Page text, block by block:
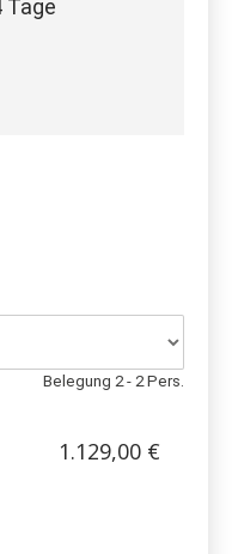
Tage
Belegung 2 - 2 Pers.
1.129,00 €